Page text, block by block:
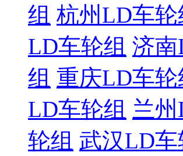
组 杭州LD车轮
LD车轮组 济
组 重庆LD车轮
LD车轮组 兰
轮组 武汉LD车